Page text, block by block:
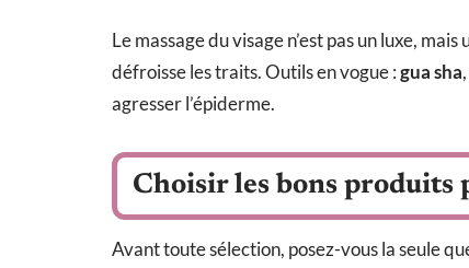
Le massage du visage n’est pas un luxe,
défroisse les traits. Outils en vogue :gua sha,
agresser l’épiderme.
Choisir les bons produits
Avant toute sélection, posez-vous la seule